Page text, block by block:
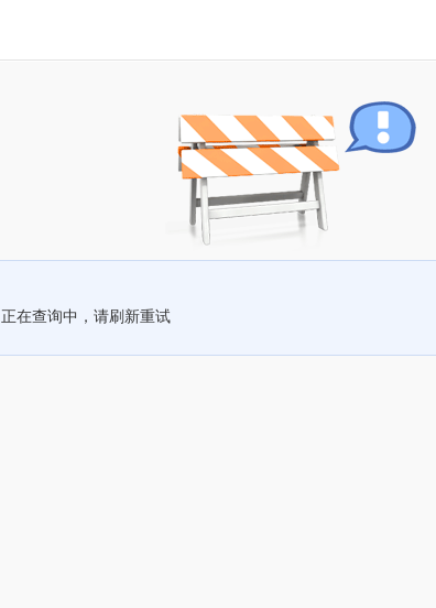
正在查询中，请刷新重试